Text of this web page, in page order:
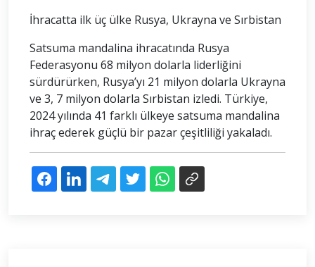
İhracatta ilk üç ülke Rusya, Ukrayna ve Sırbistan
Satsuma mandalina ihracatında Rusya
Federasyonu 68 milyon dolarla liderliğini
sürdürürken, Rusya’yı 21 milyon dolarla Ukrayna
ve 3, 7 milyon dolarla Sırbistan izledi. Türkiye,
2024 yılında 41 farklı ülkeye satsuma mandalina
ihraç ederek güçlü bir pazar çeşitliliği yakaladı.